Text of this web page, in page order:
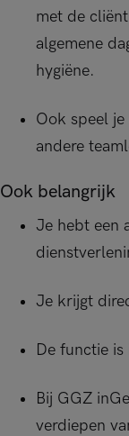
met de
algemene
hygiëne.
Ook speel
andere
Ook belangrijk
Je hebt een
Je krijgt
De functie
Bij GGZ
verdiepen